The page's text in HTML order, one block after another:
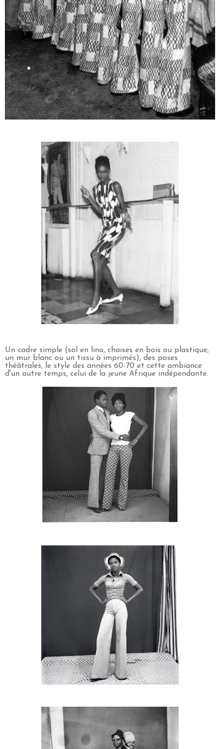
Un cadre simple (sol en lino, chaises en bois ou plastique,
un mur blanc ou un tissu à imprimés), des poses
théâtrales, le style des années 60-70 et cette ambiance
d'un autre temps, celui de la jeune Afrique indépendante.